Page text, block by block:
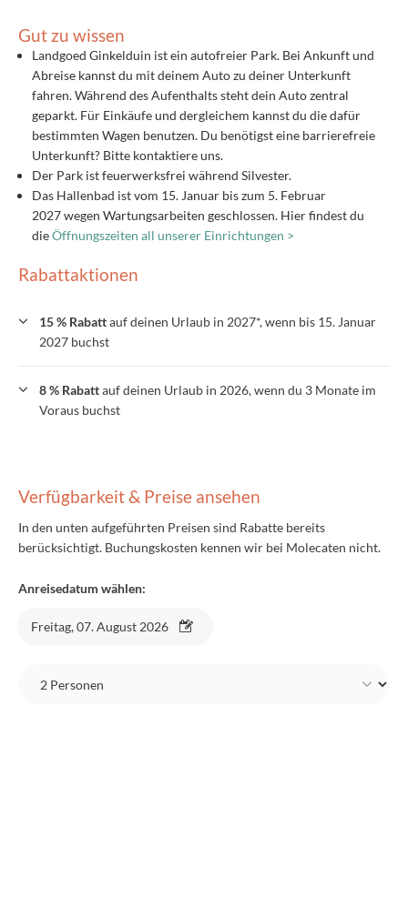
Gut zu wissen
Landgoed Ginkelduin ist ein autofreier Park. Bei Ankunft und
Abreise kannst du mit deinem Auto zu deiner Unterkunft
fahren. Während des Aufenthalts steht dein Auto zentral
geparkt. Für Einkäufe und dergleichem kannst du die dafür
bestimmten Wagen benutzen. Du benötigst eine barrierefreie
Unterkunft? Bitte kontaktiere uns.
Der Park ist feuerwerksfrei während Silvester.
Das Hallenbad ist vom 15. Januar bis zum 5. Februar
2027 wegen Wartungsarbeiten geschlossen. Hier findest du
dieÖffnungszeiten all unserer Einrichtungen >
Rabattaktionen
15 % Rabattauf deinen Urlaub in 2027*, wenn bis 15. Januar
2027 buchst
8 % Rabattauf deinen Urlaub in 2026, wenn du 3 Monate im
Voraus buchst
Verfügbarkeit & Preise ansehen
In den unten aufgeführten Preisen sind Rabatte bereits
berücksichtigt. Buchungskosten kennen wir bei Molecaten nicht.
Anreisedatum wählen:
Freitag, 07. August 2026